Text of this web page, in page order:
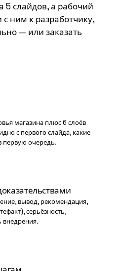
5 слайдов, а рабочий
ним к разработчику,
— или заказать
магазина плюс 6 слоёв
с первого слайда, какие
первую очередь.
вывод, рекомендация,
серьёзность,
внедрения.